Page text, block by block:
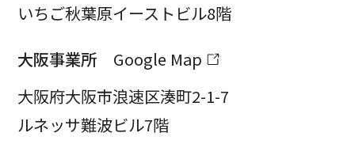
いちご秋葉原イーストビル8階
大阪事業所
Google Map
大阪府大阪市浪速区湊町2-1-7
ルネッサ難波ビル7階